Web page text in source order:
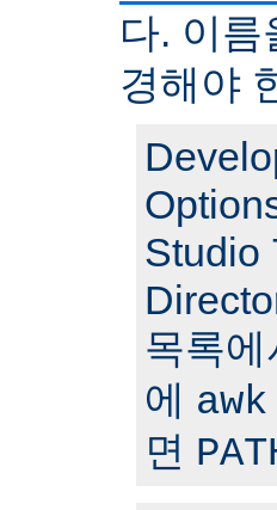
다. 이름
경해야
Studio
목록
에
면